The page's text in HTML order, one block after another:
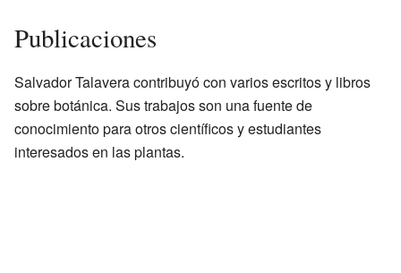
Publicaciones
Salvador Talavera contribuyó con varios escritos y libros
sobre botánica. Sus trabajos son una fuente de
conocimiento para otros científicos y estudiantes
interesados en las plantas.